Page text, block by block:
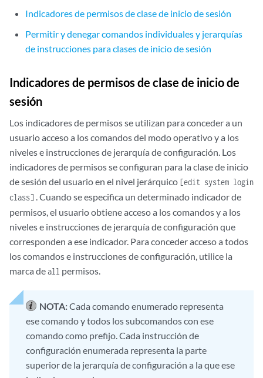
Indicadores de permisos de clase de inicio de sesión
Permitir y denegar comandos individuales y jerarquías
de instrucciones para clases de inicio de sesión
Indicadores de permisos de clase de inicio de
sesión
Los indicadores de permisos se utilizan para conceder a un
usuario acceso a los comandos del modo operativo y a los
niveles e instrucciones de jerarquía de configuración. Los
indicadores de permisos se configuran para la clase de inicio
de sesión del usuario en el nivel jerárquico [edit system login
class] . Cuando se especifica un determinado indicador de
permisos, el usuario obtiene acceso a los comandos y a los
niveles e instrucciones de jerarquía de configuración que
corresponden a ese indicador. Para conceder acceso a todos
los comandos e instrucciones de configuración, utilice la
marca deall permisos.
NOTA:Cada comando enumerado representa
ese comando y todos los subcomandos con ese
comando como prefijo. Cada instrucción de
configuración enumerada representa la parte
superior de la jerarquía de configuración a la que ese